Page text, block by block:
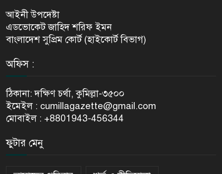
আইনী উপদেষ্টা
এডভোকেট জাহিদ শরিফ ইমন
বাংলাদেশ সুপ্রিম কোর্ট (হাইকোর্ট বিভাগ)
অফিস :
ঠিকানা: দক্ষিণ চর্থা, কুমিল্লা-৩৫০০
ইমেইল : cumillagazette@gmail.com
মোবাইল : +8801943-456344
ফুটার মেনু